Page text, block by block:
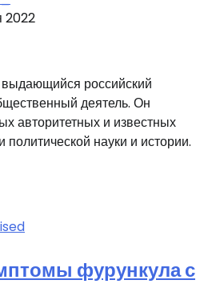
2022
российский
деятель. Он
авторитетных и известных
политической науки и истории.
фурункула с